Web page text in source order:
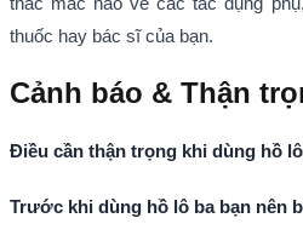
thuốc hay bác sĩ của bạn.
Cảnh báo & Thận
Điều cần thận trọng khi dùng hồ
Trước khi dùng hồ lô ba bạn nên